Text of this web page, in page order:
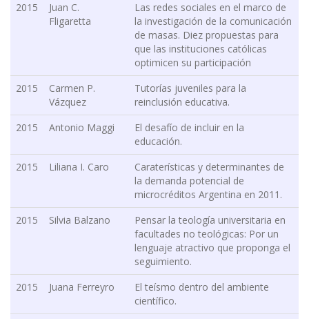
2015
Juan C.
Fligaretta
Las redes sociales en el marco de
la investigación de la comunicación
de masas. Diez propuestas para
que las instituciones católicas
optimicen su participación
2015
Carmen P.
Vázquez
Tutorías juveniles para la
reinclusión educativa.
2015
Antonio Maggi
El desafío de incluir en la
educación.
2015
Liliana I. Caro
Caraterísticas y determinantes de
la demanda potencial de
microcréditos Argentina en 2011.
2015
Silvia Balzano
Pensar la teología universitaria en
facultades no teológicas: Por un
lenguaje atractivo que proponga el
seguimiento.
2015
Juana Ferreyro
El teísmo dentro del ambiente
científico.